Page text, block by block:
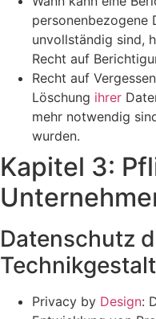
personenbezogene
unvollständig sind,
Recht auf
Recht auf
Löschung ihrer
mehr notwendig
wurden.
Kapitel 3:
Datenschutz
Privacy by Design: